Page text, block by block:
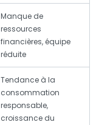
Manque de
ressources
financières, équipe
réduite
Tendance à la
consommation
responsable,
croissance du